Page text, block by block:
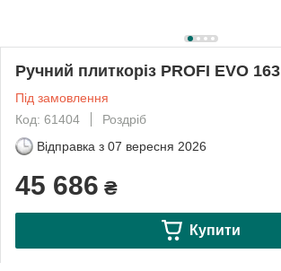
Ручний плиткоріз PROFI EVO 163
Під замовлення
Код: 61404
Роздріб
Відправка з 07 вересня 2026
45 686 ₴
Купити